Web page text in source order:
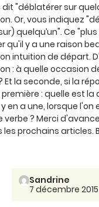
dit "déblatérer sur
Or, vous indiquez
quelqu’un". Ce
qu'il y a une raison
intuition de départ.
: à quelle occasion
Et la seconde, si la
: quelle est la
en a une, lorsque l'on
? Merci
prochains articles.
Sandrine
7 décembre